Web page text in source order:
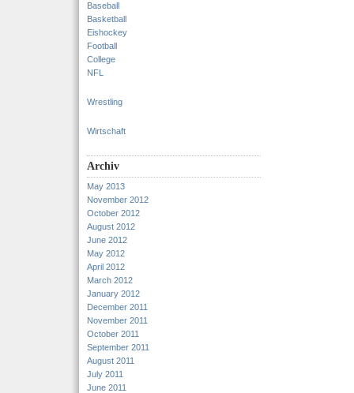
Baseball
Basketball
Eishockey
Football
College
NFL
Wrestling
Wirtschaft
Archiv
May 2013
November 2012
October 2012
August 2012
June 2012
May 2012
April 2012
March 2012
January 2012
December 2011
November 2011
October 2011
September 2011
August 2011
July 2011
June 2011